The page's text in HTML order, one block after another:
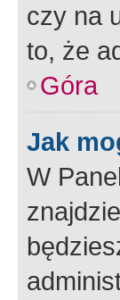
czy na
to, że
Góra
Jak
W